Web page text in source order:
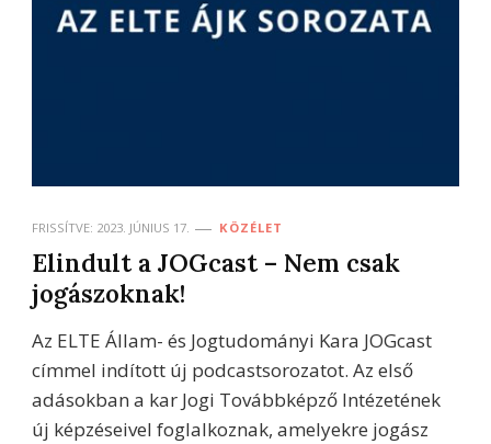
FRISSÍTVE: 2023. JÚNIUS 17. KÖZÉLET
Elindult a JOGcast – Nem csak
jogászoknak!
Az ELTE Állam- és Jogtudományi Kara JOGcast
címmel indított új podcastsorozatot. Az első
adásokban a kar Jogi Továbbképző Intézetének
új képzéseivel foglalkoznak, amelyekre jogász